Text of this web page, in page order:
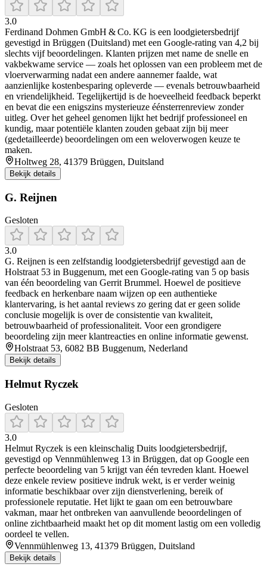
3.0
Ferdinand Dohmen GmbH & Co. KG is een loodgietersbedrijf
gevestigd in Brüggen (Duitsland) met een Google-rating van 4,2 bij
slechts vijf beoordelingen. Klanten prijzen met name de snelle en
vakbekwame service — zoals het oplossen van een probleem met de
vloerverwarming nadat een andere aannemer faalde, wat
aanzienlijke kostenbesparing opleverde — evenals betrouwbaarheid
en vriendelijkheid. Tegelijkertijd is de hoeveelheid feedback beperkt
en bevat die een enigszins mysterieuze éénsterrenreview zonder
uitleg. Over het geheel genomen lijkt het bedrijf professioneel en
kundig, maar potentiële klanten zouden gebaat zijn bij meer
(gedetailleerde) beoordelingen om een weloverwogen keuze te
maken.
Holtweg 28, 41379 Brüggen, Duitsland
Bekijk details
G. Reijnen
Gesloten
3.0
G. Reijnen is een zelfstandig loodgietersbedrijf gevestigd aan de
Holstraat 53 in Buggenum, met een Google‑rating van 5 op basis
van één beoordeling van Gerrit Brummel. Hoewel de positieve
feedback en herkenbare naam wijzen op een authentieke
klantervaring, is het aantal reviews zo gering dat er geen solide
conclusie mogelijk is over de consistentie van kwaliteit,
betrouwbaarheid of professionaliteit. Voor een grondigere
beoordeling zijn meer klantreacties en online informatie gewenst.
Holstraat 53, 6082 BB Buggenum, Nederland
Bekijk details
Helmut Ryczek
Gesloten
3.0
Helmut Ryczek is een kleinschalig Duits loodgietersbedrijf,
gevestigd op Vennmühlenweg 13 in Brüggen, dat op Google een
perfecte beoordeling van 5 krijgt van één tevreden klant. Hoewel
deze enkele review positieve indruk wekt, is er verder weinig
informatie beschikbaar over zijn dienstverlening, bereik of
professionele reputatie. Het lijkt te gaan om een betrouwbare
vakman, maar het ontbreken van aanvullende beoordelingen of
online zichtbaarheid maakt het op dit moment lastig om een volledig
oordeel te vellen.
Vennmühlenweg 13, 41379 Brüggen, Duitsland
Bekijk details